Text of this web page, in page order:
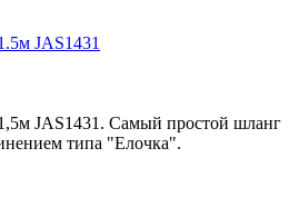
JAS1431
JAS1431. Самый простой шланг
типа "Елочка".